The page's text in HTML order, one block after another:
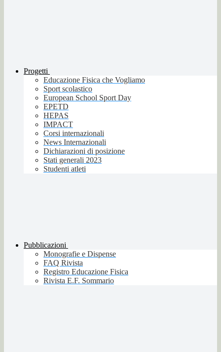
Progetti
Educazione Fisica che Vogliamo
Sport scolastico
European School Sport Day
EPETD
HEPAS
IMPACT
Corsi internazionali
News Internazionali
Dichiarazioni di posizione
Stati generali 2023
Studenti atleti
Pubblicazioni
Monografie e Dispense
FAQ Rivista
Registro Educazione Fisica
Rivista E.F. Sommario